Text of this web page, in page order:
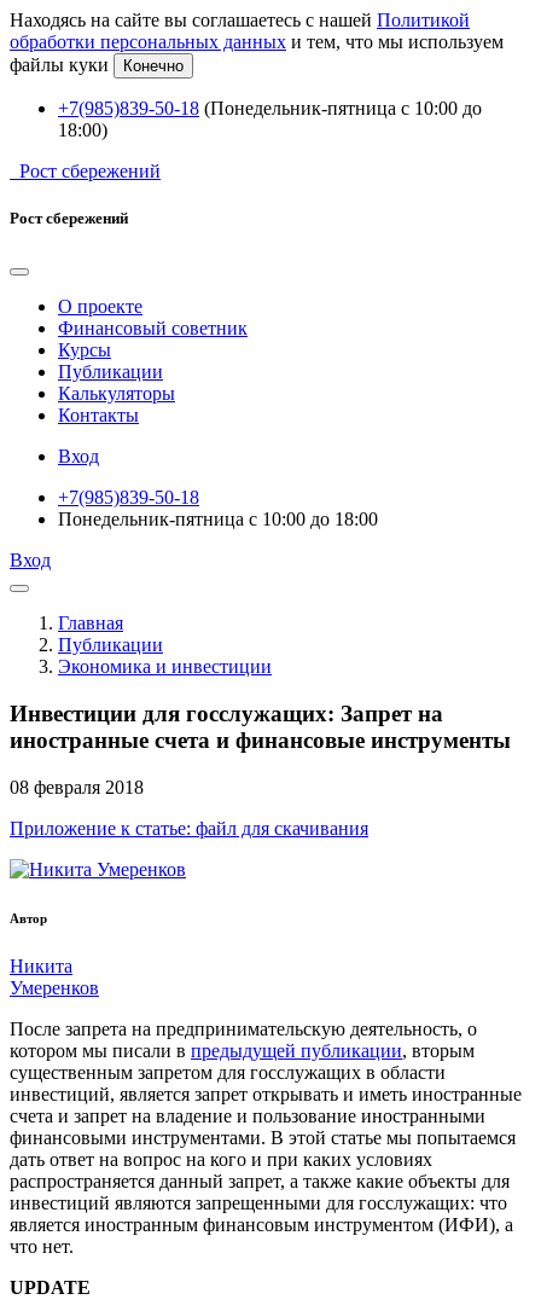
Находясь на сайте вы соглашаетесь с нашей Политикой
обработки персональных данных и тем, что мы используем
файлы куки
Конечно
+7(985)839-50-18 (Понедельник-пятница с 10:00 до
18:00)
Рост сбережений
Рост сбережений
О проекте
Финансовый советник
Курсы
Публикации
Калькуляторы
Контакты
Вход
+7(985)839-50-18
Понедельник-пятница с 10:00 до 18:00
Вход
Главная
Публикации
Экономика и инвестиции
Инвестиции для госслужащих: Запрет на
иностранные счета и финансовые инструменты
08 февраля 2018
Приложение к статье: файл для скачивания
Автор
Никита
Умеренков
После запрета на предпринимательскую деятельность, о
котором мы писали в предыдущей публикации, вторым
существенным запретом для госслужащих в области
инвестиций, является запрет открывать и иметь иностранные
счета и запрет на владение и пользование иностранными
финансовыми инструментами. В этой статье мы попытаемся
дать ответ на вопрос на кого и при каких условиях
распространяется данный запрет, а также какие объекты для
инвестиций являются запрещенными для госслужащих: что
является иностранным финансовым инструментом (ИФИ), а
что нет.
UPDATE